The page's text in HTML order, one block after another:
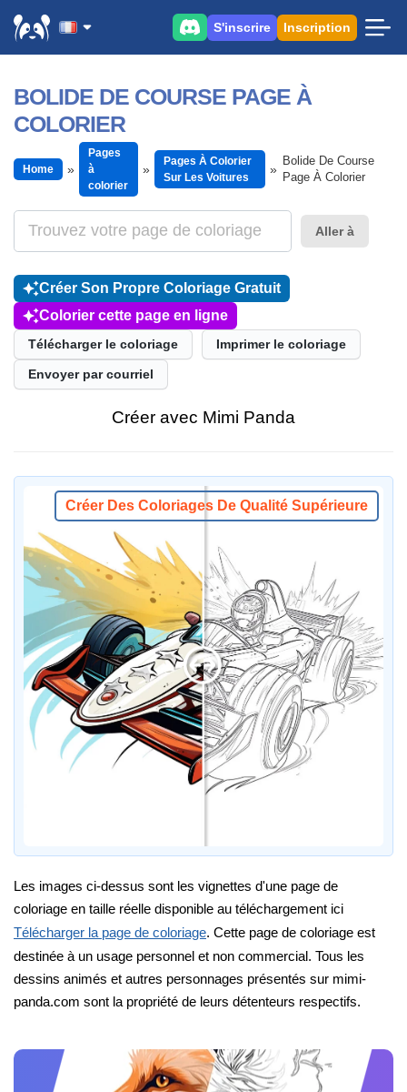
S'inscrire Inscription
BOLIDE DE COURSE PAGE À
COLORIER
Home
Pages
à
colorier
Pages À Colorier
Sur Les Voitures
Bolide De Course
Page À Colorier
Aller à
Créer Son Propre Coloriage Gratuit
Colorier cette page en ligne
Télécharger le coloriage Imprimer le coloriage
Envoyer par courriel
Créer avec Mimi Panda
Créer Des Coloriages De Qualité Supérieure
Les images ci-dessus sont les vignettes d'une page de
coloriage en taille réelle disponible au téléchargement ici
Télécharger la page de coloriage. Cette page de coloriage est
destinée à un usage personnel et non commercial. Tous les
dessins animés et autres personnages présentés sur mimi-
panda.com sont la propriété de leurs détenteurs respectifs.